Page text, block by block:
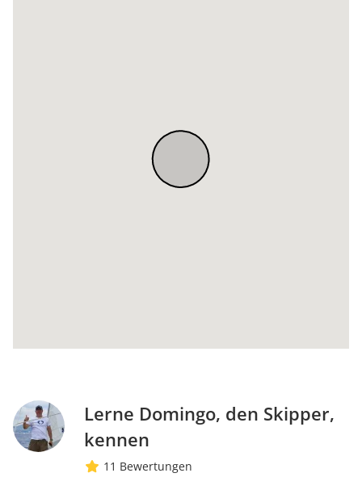
Lerne Domingo, den Skipper,
kennen
11 Bewertungen